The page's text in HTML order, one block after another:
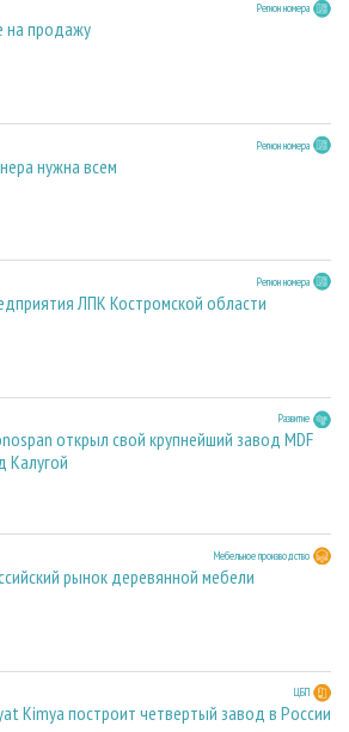
Регион номера
на продажу
Регион номера
нужна всем
Регион номера
ЛПК Костромской области
Развитие
открыл свой крупнейший завод MDF
Калугой
Мебельное производство
рынок деревянной мебели
ЦБП
Kimya построит четвертый завод в России